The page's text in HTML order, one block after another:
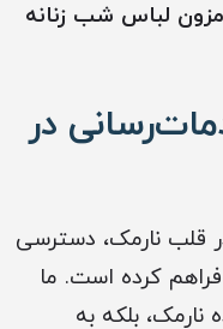
مزون لباس شب زنانه
در
قلب نارمک، دسترسی
کرده است. ما
بلکه به